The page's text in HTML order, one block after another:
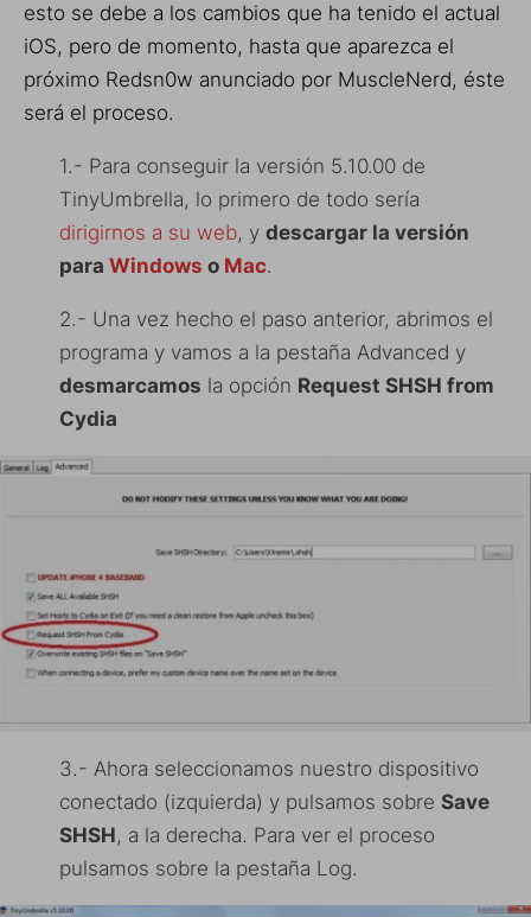
esto se debe a los cambios que ha tenido el actual
iOS, pero de momento, hasta que aparezca el
próximo Redsn0w anunciado por MuscleNerd, éste
será el proceso.
1.- Para conseguir la versión 5.10.00 de
TinyUmbrella, lo primero de todo sería
dirigirnos a su web, y descargar la versión
para Windows o Mac.
2.- Una vez hecho el paso anterior, abrimos el
programa y vamos a la pestaña Advanced y
desmarcamos la opción Request SHSH from
Cydia
3.- Ahora seleccionamos nuestro dispositivo
conectado (izquierda) y pulsamos sobre Save
SHSH, a la derecha. Para ver el proceso
pulsamos sobre la pestaña Log.